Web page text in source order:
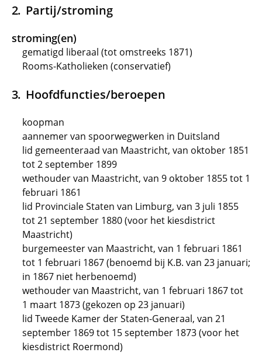
Partij/stroming
stroming(en)
gematigd liberaal (tot omstreeks 1871)
Rooms-Katholieken (conservatief)
Hoofdfuncties/beroepen
koopman
aannemer van spoorwegwerken in Duitsland
lid gemeenteraad van Maastricht, van oktober 1851
tot 2 september 1899
wethouder van Maastricht, van 9 oktober 1855 tot 1
februari 1861
lid Provinciale Staten van Limburg, van 3 juli 1855
tot 21 september 1880 (voor het kiesdistrict
Maastricht)
burgemeester van Maastricht, van 1 februari 1861
tot 1 februari 1867 (benoemd bij K.B. van 23 januari;
in 1867 niet herbenoemd)
wethouder van Maastricht, van 1 februari 1867 tot
1 maart 1873 (gekozen op 23 januari)
lid Tweede Kamer der Staten-Generaal, van 21
september 1869 tot 15 september 1873 (voor het
kiesdistrict Roermond)